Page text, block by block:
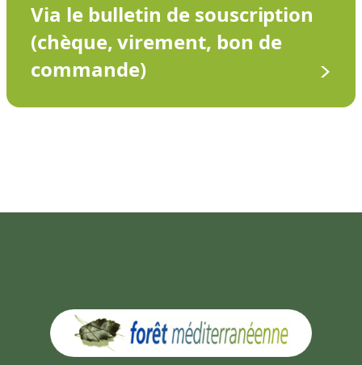
Via le bulletin de souscription
(chèque, virement, bon de
commande)